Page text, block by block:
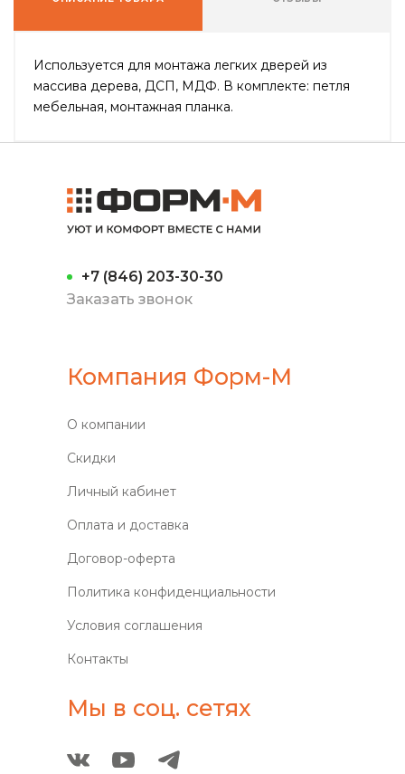
Используется для монтажа легких дверей из
массива дерева, ДСП, МДФ. В комплекте: петля
мебельная, монтажная планка.
+7 (846) 203-30-30
Заказать звонок
Компания Форм-М
О компании
Скидки
Личный кабинет
Оплата и доставка
Договор-оферта
Политика конфиденциальности
Условия соглашения
Контакты
Мы в соц. сетях